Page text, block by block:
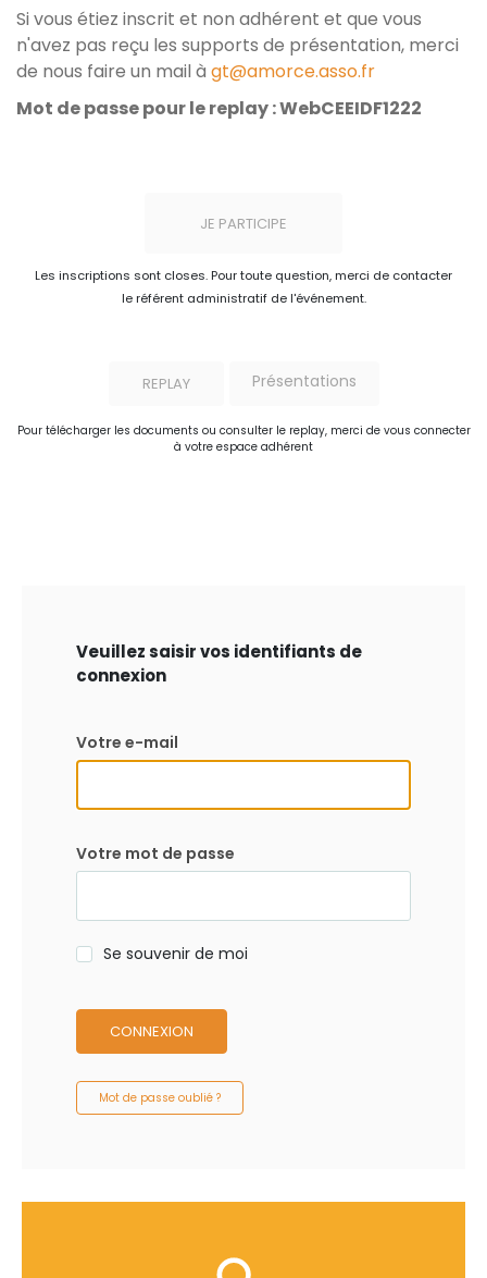
Si vous étiez inscrit et non adhérent et que vous
n'avez pas reçu les supports de présentation, merci
de nous faire un mail à gt@amorce.asso.fr
Mot de passe pour le replay : WebCEEIDF1222
JE PARTICIPE
Les inscriptions sont closes. Pour toute question, merci de contacter
le référent administratif de l'événement.
REPLAY Présentations
Pour télécharger les documents ou consulter le replay, merci de vous connecter
à votre espace adhérent
Veuillez saisir vos identifiants de
connexion
Votre e-mail
Votre mot de passe
Se souvenir de moi
CONNEXION
Mot de passe oublié ?